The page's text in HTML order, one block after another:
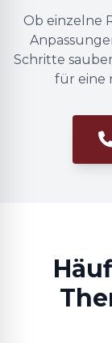
Ob einzelne
Schritte
für eine